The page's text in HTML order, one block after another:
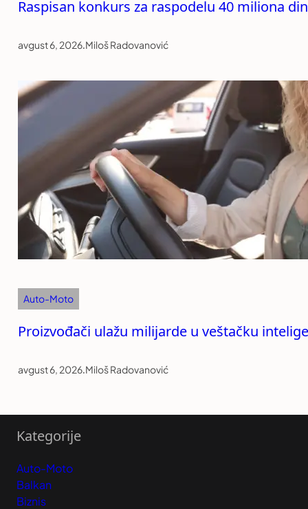
Raspisan konkurs za raspodelu 40 miliona
avgust 6, 2026.Miloš Radovanović
Auto-Moto
Proizvođači ulažu milijarde u veštačku
avgust 6, 2026.Miloš Radovanović
Kategorije
Auto-Moto
Balkan
Biznis